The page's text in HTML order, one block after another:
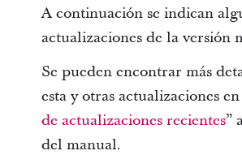
A continuación se indican
actualizaciones de la versión
Se pueden encontrar más
esta y otras actualizaciones
de actualizaciones recientes”
del manual.